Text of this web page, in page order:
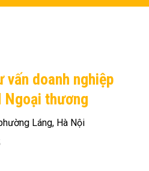
vấn doanh nghiệp
Ngoại thương
Láng, Hà Nội